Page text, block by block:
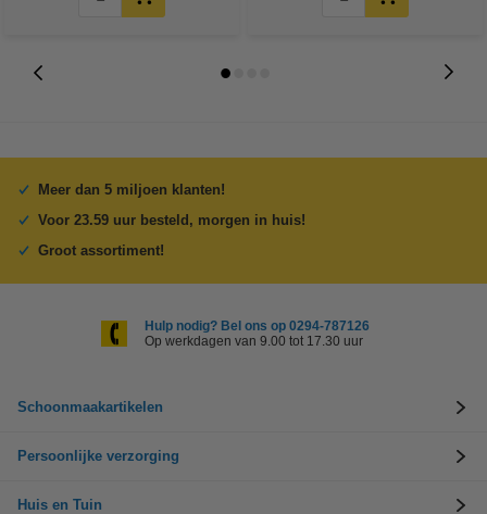
Meer dan 5 miljoen klanten!
Voor 23.59 uur besteld, morgen in huis!
Groot assortiment!
Hulp nodig? Bel ons op 0294-787126
Op werkdagen van 9.00 tot 17.30 uur
Schoonmaakartikelen
Persoonlijke verzorging
Huis en Tuin